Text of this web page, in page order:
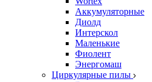
Аккумуляторные
Диолд
Интерскол
Маленькие
Фиолент
Энергомаш
Циркулярные пилы